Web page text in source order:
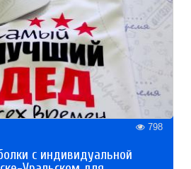
798
с индивидуальной